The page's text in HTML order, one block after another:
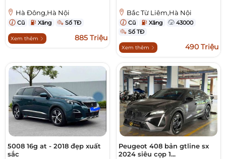
Hà Đông,Hà Nội
Cũ Xăng Số TĐ
Xem thêm 885 Triệu
Bắc Từ Liêm,Hà Nội
Cũ Xăng
43000
Số TĐ
Xem thêm 490 Triệu
5008 16g at - 2018 đẹp xuất
sắc
Peugeot 408 bản gtline sx
2024 siêu cọp 1...